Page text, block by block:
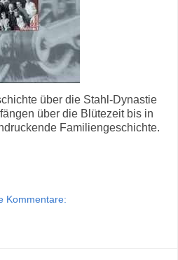
über die Stahl-Dynastie
über die Blütezeit bis in
Familiengeschichte.
Kommentare: